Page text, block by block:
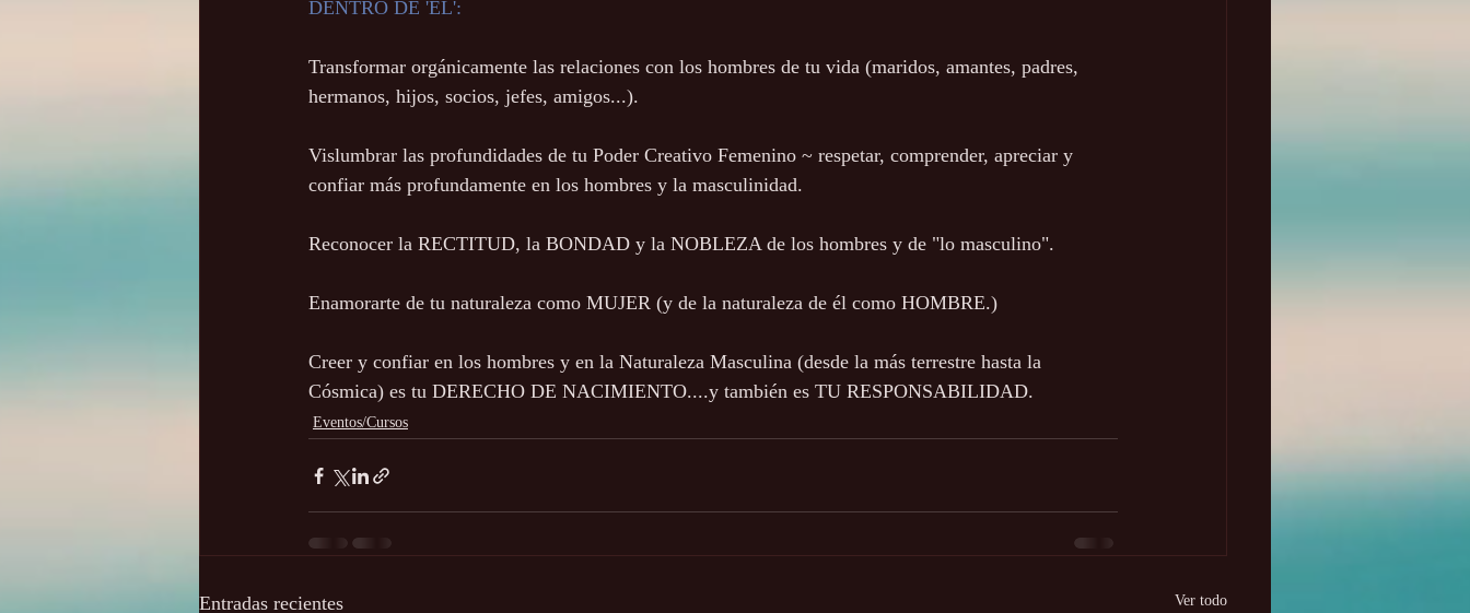
DENTRO DE 'ÉL':
Transformar orgánicamente las relaciones con los hombres de tu vida (maridos, amantes, padres,
hermanos, hijos, socios, jefes, amigos...).
Vislumbrar las profundidades de tu Poder Creativo Femenino ~ respetar, comprender, apreciar y
confiar más profundamente en los hombres y la masculinidad.
Reconocer la RECTITUD, la BONDAD y la NOBLEZA de los hombres y de "lo masculino".
Enamorarte de tu naturaleza como MUJER (y de la naturaleza de él como HOMBRE.)
Creer y confiar en los hombres y en la Naturaleza Masculina (desde la más terrestre hasta la
Cósmica) es tu DERECHO DE NACIMIENTO....y también es TU RESPONSABILIDAD.
Eventos/Cursos
Entradas recientes Ver todo